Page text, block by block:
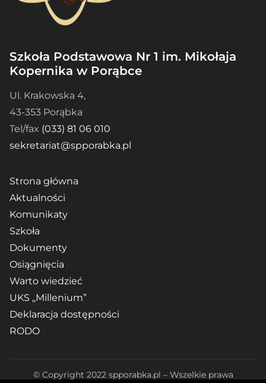
Szkoła Podstawowa Nr 1 im. Mikołaja
Kopernika w Porąbce
Ul. Krakowska 4,
43-353 Porąbka
Tel/fax (033) 81 06 010
sekretariat@spporabka.pl
Strona główna
Aktualności
Komunikaty
Szkoła
Dokumenty
Osiągnięcia
Warto wiedzieć
UKS „Millenium”
Deklaracja dostępności
RODO
© Copyright 2022 spporabka.pl – Wszelkie prawa